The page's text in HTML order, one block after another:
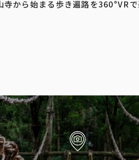
から始まる歩き遍路を360°VR